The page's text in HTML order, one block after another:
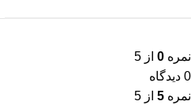
نمره 0 از 5
0 دیدگاه
نمره 5 از 5